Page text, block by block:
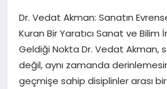
YAŞAM
Dr. Vedat Akman: Sanatın
Kuran Bir Yaratıcı Sanat ve Bilim
Geldiği Nokta Dr. Vedat Akman,
değil, aynı zamanda
geçmişe sahip disiplinler arası